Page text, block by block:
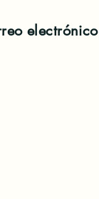
electrónico